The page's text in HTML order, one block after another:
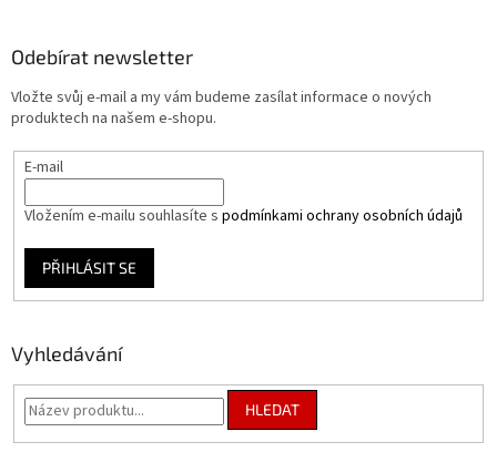
Odebírat newsletter
Vložte svůj e-mail a my vám budeme zasílat informace o nových
produktech na našem e-shopu.
E-mail
Vložením e-mailu souhlasíte s podmínkami ochrany osobních údajů
PŘIHLÁSIT SE
Vyhledávání
HLEDAT